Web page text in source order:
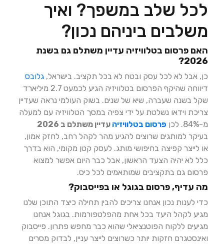
לכל שלב במשפך? ואיך
משלבים ביניהם נכון?
האם פרסום בטלוויזיה עדיין משתלם גם בשנת
2026?
כן, אבל לא לכל עסק ובטח לא בכל תקציב. בישראל,גלובס
דיווחה שהיקף הפרסום בטלוויזיה הגיע לכמעט 2.7 מיליארד
שקל בשנה שעברה, שיא של שנים. בשוק העולמי נראה שעדיין
צריכת וידאו נשלטת על ידי צפיה במסך הטלוויזיה עם למעלה
מ-84%. לכן
פרסום בטלוויזיה עדיין משתלם ב 2026
בעיקר למותגים שרוצים להגיע מהר לקהל רחב, לחזק אמון,
או לייצר קפיצה בחיפושי מותג. לעסק קטן מקומי, הוא בדרך
כלל לא יהיה הצעד הראשון, אבל כבר היום אפשר למצוא
פרסום גם בתקציבים שמותאמים לכל כיס.
מה עדיף, פרסום בגוגל או בפייסבוק?
כדי לענות נכון אנחנו צריכים להבין תחילה כיצד התוכן שלנו
מגיע לקהל היעד בכל אחת מהפלטפורמות. בגוגל אנחנו
מגיעים ללקוח הפוטנציאלי שהוא כבר מחפש פתרון. פייסבוק
ואינסטגרם חזקות יותר כשרוצים לייצר עניין, לבדוק מסרים